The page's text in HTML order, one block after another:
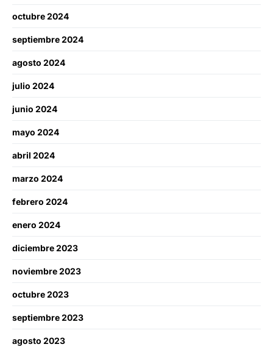
octubre 2024
septiembre 2024
agosto 2024
julio 2024
junio 2024
mayo 2024
abril 2024
marzo 2024
febrero 2024
enero 2024
diciembre 2023
noviembre 2023
octubre 2023
septiembre 2023
agosto 2023